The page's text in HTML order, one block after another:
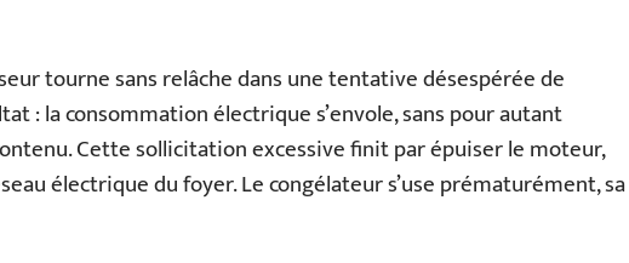
tourne sans relâche dans une tentative désespérée de
: la consommation électrique s’envole, sans pour autant
Cette sollicitation excessive finit par épuiser le moteur,
électrique du foyer. Le congélateur s’use prématurément, sa